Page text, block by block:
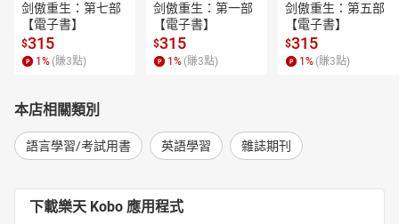
剑傲重生：第七部
【電子書】
$315
1 % (賺3點)
剑傲重生：第一部
【電子書】
$315
1 % (賺3點)
剑傲重生：第五部
【電子書】
$315
1 % (賺3點)
本店相關類別
語言學習/考試用書 英語學習 雜誌期刊
下載樂天 Kobo 應用程式